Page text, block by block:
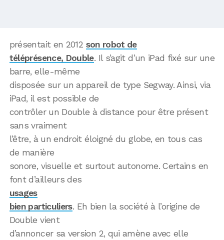
présentait en 2012 son robot de
téléprésence, Double. Il s’agit d’un iPad fixé sur une
barre, elle-même
disposée sur un appareil de type Segway. Ainsi, via
iPad, il est possible de
contrôler un Double à distance pour être présent
sans vraiment
l’être, à un endroit éloigné du globe, en tous cas
de manière
sonore, visuelle et surtout autonome. Certains en
font d’ailleurs des
usages
bien particuliers. Eh bien la société à l’origine de
Double vient
d’annoncer sa version 2, qui amène avec elle